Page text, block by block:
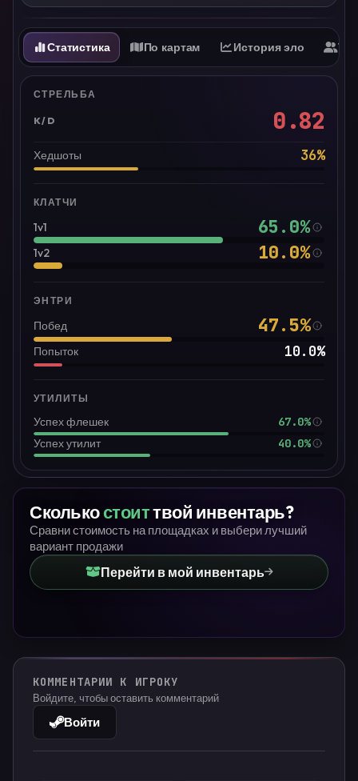
Статистика По картам История эло
СТРЕЛЬБА
K/D 0.82
Хедшоты 36%
КЛАТЧИ
1v1 65.0%
1v2 10.0%
ЭНТРИ
Побед 47.5%
Попыток 10.0%
УТИЛИТЫ
Успех флешек
67.0%
Успех утилит
40.0%
Сколькостоиттвой инвентарь?
Сравни стоимость на площадках и выбери лучший
вариант продажи
Перейти в мой инвентарь
КОММЕНТАРИИ К ИГРОКУ
Войдите, чтобы оставить комментарий
Войти